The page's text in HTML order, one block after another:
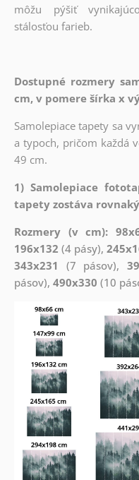
môžu pýšiť
stálosťou farieb.
Dostupné rozmery
cm, v pomere šírka x
Samolepiace tapety sa
a typoch, pričom každá
49 cm.
1) Samolepiace
tapety zostáva
Rozmery (v cm):
196x132 (4 pásy),
343x231
(7 pásov),
pásov), 490x330 (10